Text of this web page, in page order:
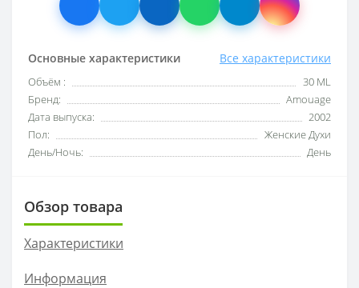
Основные характеристики Все характеристики
Объём :
30 ML
Бренд:
Amouage
Дата выпуска:
2002
Пол:
Женские Духи
День/Ночь:
День
Обзор товара
Характеристики
Информация